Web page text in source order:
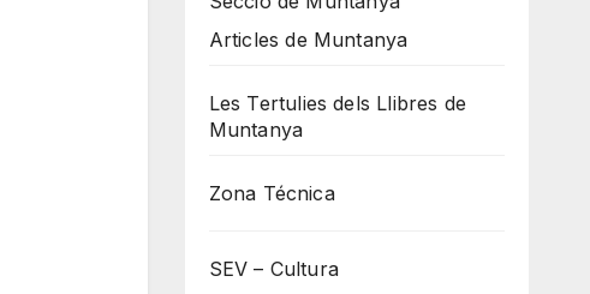
Articles de Muntanya
Les Tertulies dels Llibres de
Muntanya
Zona Técnica
SEV – Cultura